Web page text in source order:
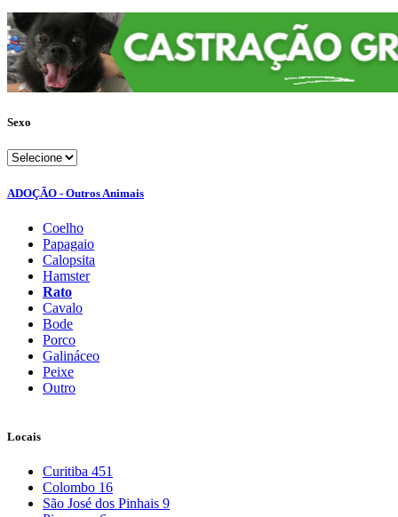
Sexo
ADOÇÃO - Outros Animais
Coelho
Papagaio
Calopsita
Hamster
Rato
Cavalo
Bode
Porco
Galináceo
Peixe
Outro
Locais
Curitiba 451
Colombo 16
São José dos Pinhais 9